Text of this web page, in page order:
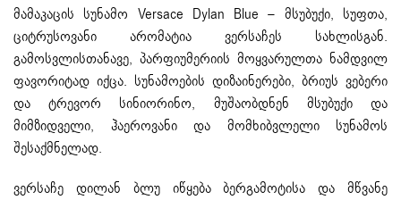
მამაკაცის სუნამო Versace Dylan Blue – მსუბუქი, სუფთა,
ციტრუსოვანი არომატია ვერსაჩეს სახლისგან.
გამოსვლისთანავე, პარფიუმერიის მოყვარულთა ნამდვილ
ფავორიტად იქცა. სუნამოების დიზაინერები, ბრიუს ვებერი
და ტრევორ სინიორინო, მუშაობდნენ მსუბუქი და
მიმზიდველი, ჰაეროვანი და მომხიბვლელი სუნამოს
შესაქმნელად.
ვერსაჩე დილან ბლუ იწყება ბერგამოტისა და მწვანე